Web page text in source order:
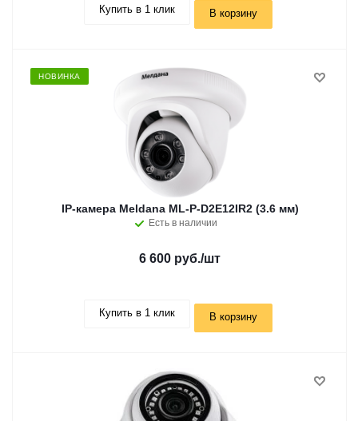
Купить в 1 клик В корзину
НОВИНКА
IP-камера Meldana ML-P-D2E12IR2 (3.6 мм)
Есть в наличии
6 600 руб./шт
Купить в 1 клик В корзину